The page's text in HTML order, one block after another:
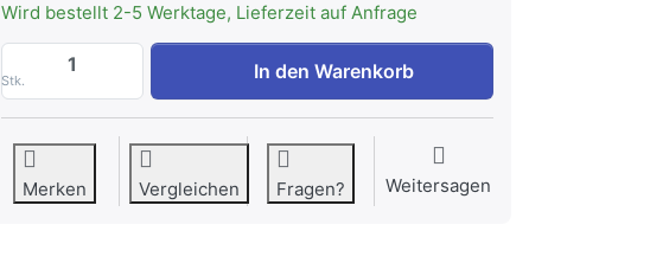
Wird bestellt 2-5 Werktage, Lieferzeit auf Anfrage
Stk.
WESCO EVM 211-55 Abluft Glas schwarz, Einbauhaube zu
In den Warenkorb
Merken Vergleichen Fragen? Weitersagen